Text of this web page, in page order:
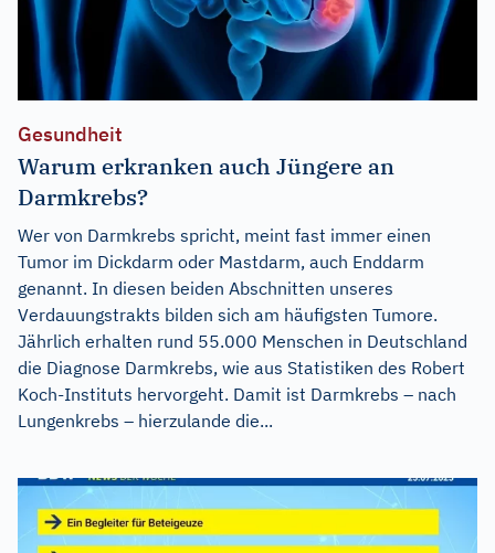
Gesundheit
Warum erkranken auch Jüngere an
Darmkrebs?
Wer von Darmkrebs spricht, meint fast immer einen
Tumor im Dickdarm oder Mastdarm, auch Enddarm
genannt. In diesen beiden Abschnitten unseres
Verdauungstrakts bilden sich am häufigsten Tumore.
Jährlich erhalten rund 55.000 Menschen in Deutschland
die Diagnose Darmkrebs, wie aus Statistiken des Robert
Koch-Instituts hervorgeht. Damit ist Darmkrebs – nach
Lungenkrebs – hierzulande die...